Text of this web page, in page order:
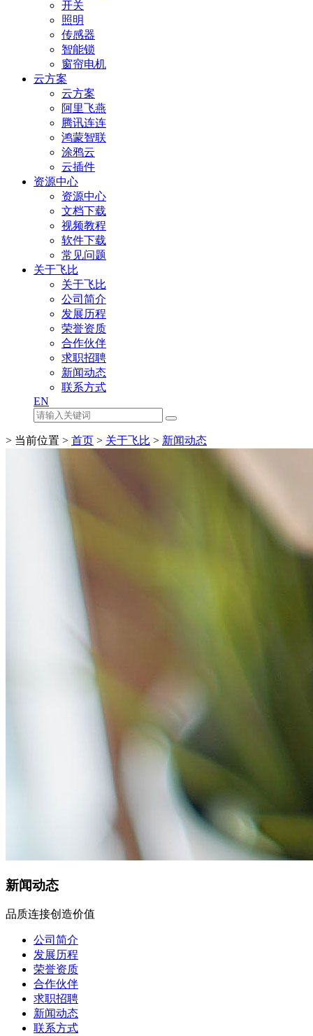
开关
照明
传感器
智能锁
窗帘电机
云方案
云方案
阿里飞燕
腾讯连连
鸿蒙智联
涂鸦云
云插件
资源中心
资源中心
文档下载
视频教程
软件下载
常见问题
关于飞比
关于飞比
公司简介
发展历程
荣誉资质
合作伙伴
求职招聘
新闻动态
联系方式
EN
> 当前位置 > 首页 > 关于飞比 > 新闻动态
新闻动态
品质连接创造价值
公司简介
发展历程
荣誉资质
合作伙伴
求职招聘
新闻动态
联系方式